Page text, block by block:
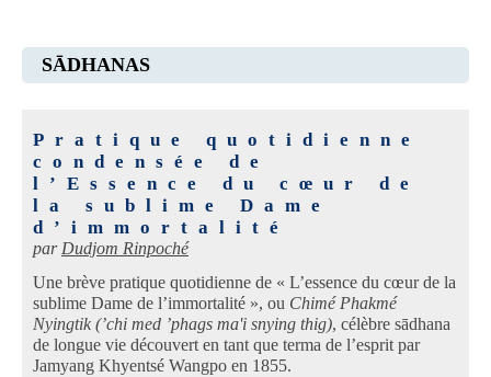
SĀDHANAS
Pratique quotidienne
condensée de
l’Essence du cœur de
la sublime Dame
d’immortalité
par Dudjom Rinpoché
Une brève pratique quotidienne de « L’essence du cœur de la
sublime Dame de l’immortalité », ou Chimé Phakmé
Nyingtik (’chi med ’phags ma'i snying thig), célèbre sādhana
de longue vie découvert en tant que terma de l’esprit par
Jamyang Khyentsé Wangpo en 1855.